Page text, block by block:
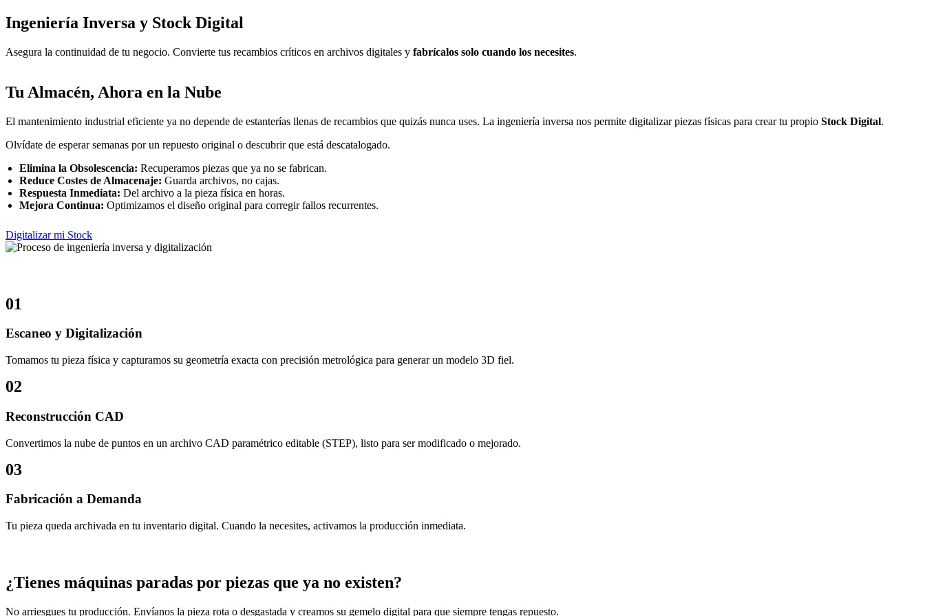
Ingeniería Inversa y Stock Digital
Asegura la continuidad de tu negocio. Convierte tus recambios críticos en archivos digitales y fabrícalos solo cuando los necesites.
Tu Almacén, Ahora en la Nube
El mantenimiento industrial eficiente ya no depende de estanterías llenas de recambios que quizás nunca uses. La ingeniería inversa nos permite digitalizar piezas físicas para crear tu propio Stock Digital.
Olvídate de esperar semanas por un repuesto original o descubrir que está descatalogado.
Elimina la Obsolescencia: Recuperamos piezas que ya no se fabrican.
Reduce Costes de Almacenaje: Guarda archivos, no cajas.
Respuesta Inmediata: Del archivo a la pieza física en horas.
Mejora Continua: Optimizamos el diseño original para corregir fallos recurrentes.
Digitalizar mi Stock
01
Escaneo y Digitalización
Tomamos tu pieza física y capturamos su geometría exacta con precisión metrológica para generar un modelo 3D fiel.
02
Reconstrucción CAD
Convertimos la nube de puntos en un archivo CAD paramétrico editable (STEP), listo para ser modificado o mejorado.
03
Fabricación a Demanda
Tu pieza queda archivada en tu inventario digital. Cuando la necesites, activamos la producción inmediata.
¿Tienes máquinas paradas por piezas que ya no existen?
No arriesgues tu producción. Envíanos la pieza rota o desgastada y creamos su gemelo digital para que siempre tengas repuesto.